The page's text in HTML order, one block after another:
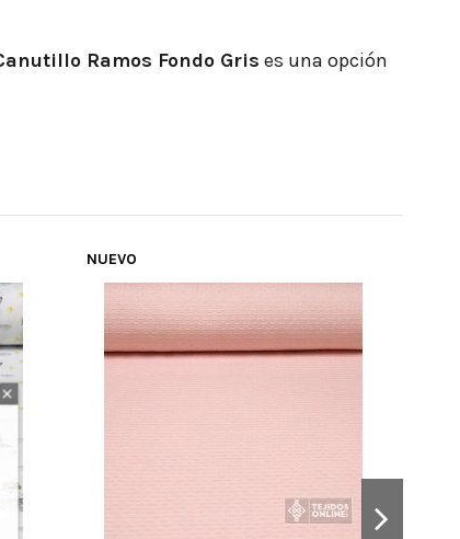
Ramos Fondo Gris es una opción
NUEVO